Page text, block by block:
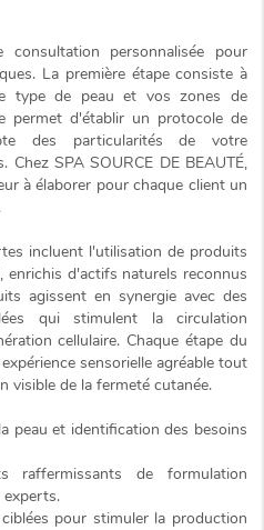
personnalisée pour
La première étape consiste à
type de peau et vos zones de
permet d'établir un protocole de
des particularités de votre
SPA SOURCE DE BEAUTÉ,
à élaborer pour chaque client un
incluent l'utilisation de produits
enrichis d'actifs naturels reconnus
agissent en synergie avec des
qui stimulent la circulation
cellulaire. Chaque étape du
expérience sensorielle agréable tout
visible de la fermeté cutanée.
peau et identification des besoins
raffermissants de formulation
experts.
pour stimuler la production